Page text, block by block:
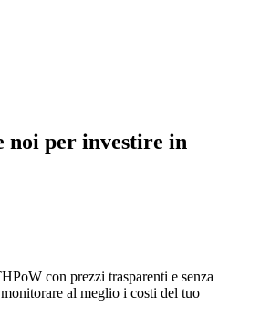
noi per investire in
con prezzi trasparenti e senza
al meglio i costi del tuo